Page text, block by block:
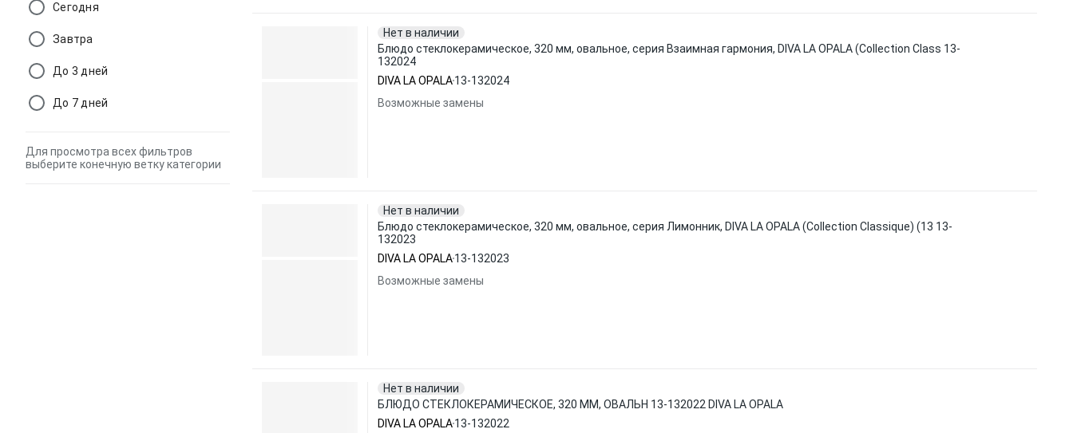
Сегодня
Завтра
До 3 дней
До 7 дней
Для просмотра всех фильтров
выберите конечную ветку категории
Нет в наличии
Блюдо стеклокерамическое, 320 мм, овальное, серия Взаимная гармония, DIVA LA OPALA (Collection Class 13-
132024
DIVA LA OPALA13-132024
Возможные замены
Нет в наличии
Блюдо стеклокерамическое, 320 мм, овальное, серия Лимонник, DIVA LA OPALA (Collection Classique) (13 13-
132023
DIVA LA OPALA13-132023
Возможные замены
Нет в наличии
БЛЮДО СТЕКЛОКЕРАМИЧЕСКОЕ, 320 ММ, ОВАЛЬН 13-132022 DIVA LA OPALA
DIVA LA OPALA13-132022